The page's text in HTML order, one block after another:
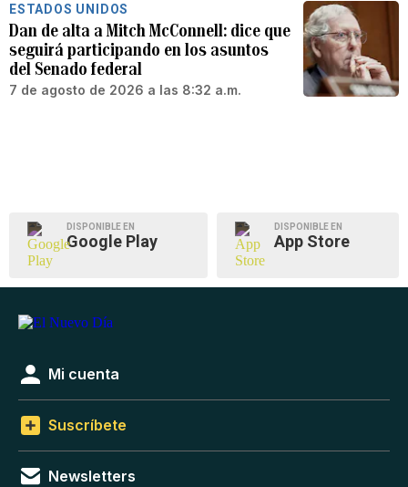
ESTADOS UNIDOS
Dan de alta a Mitch McConnell: dice que
seguirá participando en los asuntos
del Senado federal
7 de agosto de 2026 a las 8:32 a.m.
DISPONIBLE EN
Google Play
DISPONIBLE EN
App Store
Mi cuenta
Suscríbete
Newsletters